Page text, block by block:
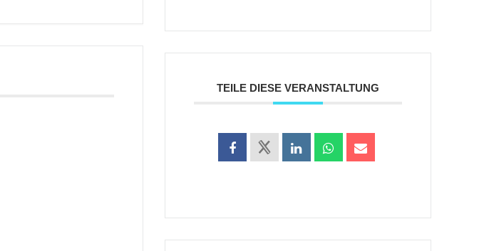
TEILE DIESE VERANSTALTUNG